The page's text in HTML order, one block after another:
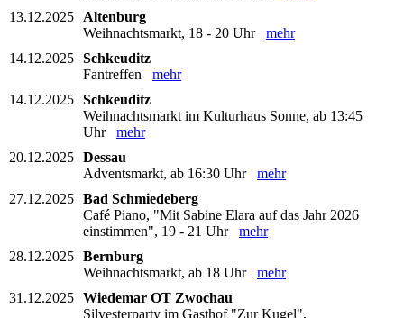
13.12.2025
Altenburg
Weihnachtsmarkt, 18 - 20 Uhr mehr
14.12.2025 Schkeuditz
Fantreffen mehr
14.12.2025 Schkeuditz
Weihnachtsmarkt im Kulturhaus Sonne, ab 13:45
Uhr mehr
20.12.2025 Dessau
Adventsmarkt, ab 16:30 Uhr mehr
27.12.2025 Bad Schmiedeberg
Café Piano, "Mit Sabine Elara auf das Jahr 2026
einstimmen", 19 - 21 Uhr mehr
28.12.2025 Bernburg
Weihnachtsmarkt, ab 18 Uhr mehr
31.12.2025 Wiedemar OT Zwochau
Silvesterparty im Gasthof "Zur Kugel",